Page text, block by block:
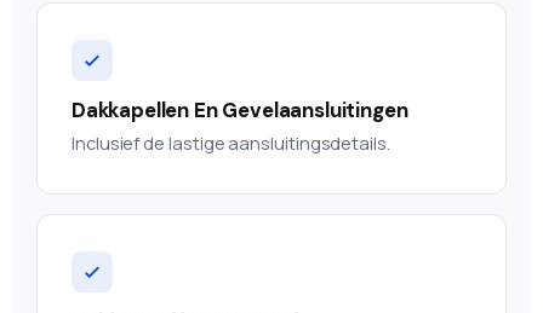
Dakkapellen En Gevelaansluitingen
Inclusief de lastige aansluitingsdetails.